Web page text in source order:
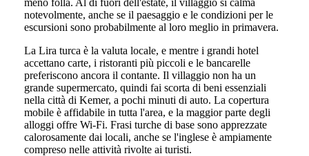
notevolmente, anche se il paesaggio e le condizioni per le
escursioni sono probabilmente al loro meglio in primavera.
La Lira turca è la valuta locale, e mentre i grandi hotel
accettano carte, i ristoranti più piccoli e le bancarelle
preferiscono ancora il contante. Il villaggio non ha un
grande supermercato, quindi fai scorta di beni essenziali
nella città di Kemer, a pochi minuti di auto. La copertura
mobile è affidabile in tutta l'area, e la maggior parte degli
alloggi offre Wi-Fi. Frasi turche di base sono apprezzate
calorosamente dai locali, anche se l'inglese è ampiamente
compreso nelle attività rivolte ai turisti.